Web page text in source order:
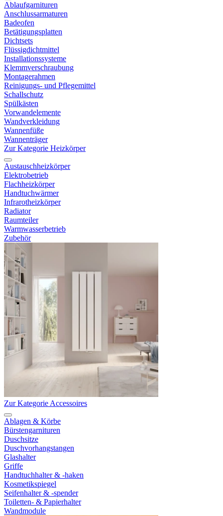
Ablaufgarnituren
Anschlussarmaturen
Badeofen
Betätigungsplatten
Dichtsets
Flüssigdichtmittel
Installationssysteme
Klemmverschraubung
Montagerahmen
Reinigungs- und Pflegemittel
Schallschutz
Spülkästen
Vorwandelemente
Wandverkleidung
Wannenfüße
Wannenträger
Zur Kategorie Heizkörper
Austauschheizkörper
Elektrobetrieb
Flachheizkörper
Handtuchwärmer
Infrarotheizkörper
Radiator
Raumteiler
Warmwasserbetrieb
Zubehör
Zur Kategorie Accessoires
Ablagen & Körbe
Bürstengarnituren
Duschsitze
Duschvorhangstangen
Glashalter
Griffe
Handtuchhalter & -haken
Kosmetikspiegel
Seifenhalter & -spender
Toiletten- & Papierhalter
Wandmodule